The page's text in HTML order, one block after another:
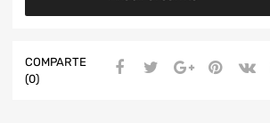
COMPARTE
(0)